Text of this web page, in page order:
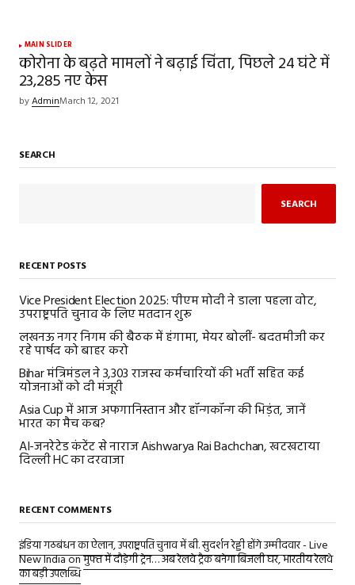
MAIN SLIDER
कोरोना के बढ़ते मामलों ने बढ़ाई चिंता, पिछले 24 घंटे में
23,285 नए केस
byAdminMarch 12, 2021
SEARCH
SEARCH
RECENT POSTS
Vice President Election 2025: पीएम मोदी ने डाला पहला वोट,
उपराष्ट्रपति चुनाव के लिए मतदान शुरू
लखनऊ नगर निगम की बैठक में हंगामा, मेयर बोलीं- बदतमीजी कर
रहे पार्षद को बाहर करो
Bihar मंत्रिमंडल ने 3,303 राजस्व कर्मचारियों की भर्ती सहित कई
योजनाओं को दी मंजूरी
Asia Cup में आज अफगानिस्तान और हॉन्गकॉन्ग की भिड़ंत, जानें
भारत का मैच कब?
AI-जनरेटेड कंटेंट से नाराज Aishwarya Rai Bachchan, खटखटाया
दिल्ली HC का दरवाजा
RECENT COMMENTS
इंडिया गठबंधन का ऐलान, उपराष्ट्रपति चुनाव में बी. सुदर्शन रेड्डी होंगे उम्मीदवार - Live
New Indiaonमुफ्त में दौड़ेगी ट्रेन… अब रेलवे ट्रैक बनेगा बिजली घर, भारतीय रेलवे
का बड़ी उपलब्धि